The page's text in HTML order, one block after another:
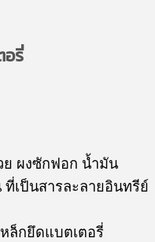
อรี่
ผงซักฟอก น้ำมัน
เป็นสารละลายอินทรีย์
ล็กยึดแบตเตอรี่